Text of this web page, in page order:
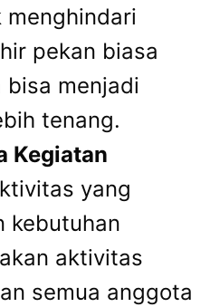
menghindari
pekan biasa
bisa menjadi
tenang.
Kegiatan
yang
kebutuhan
aktivitas
semua anggota